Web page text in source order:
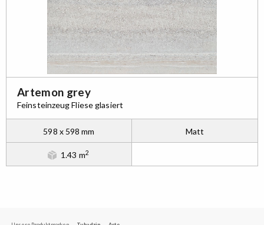
Artemon grey
Feinsteinzeug Fliese glasiert
598 x 598 mm Matt
1.43 m2